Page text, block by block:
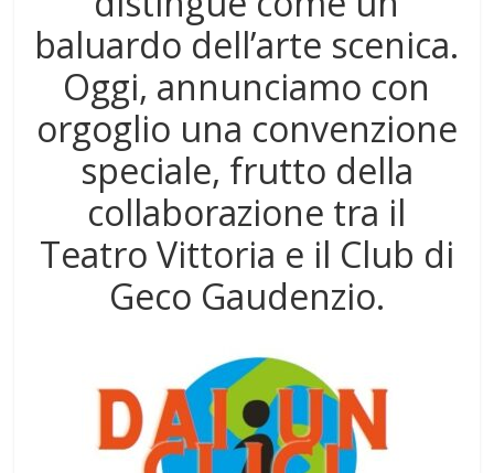
baluardo dell’arte scenica.
Oggi, annunciamo con
orgoglio una convenzione
speciale, frutto della
collaborazione tra il
Teatro Vittoria e il Club di
Geco Gaudenzio.